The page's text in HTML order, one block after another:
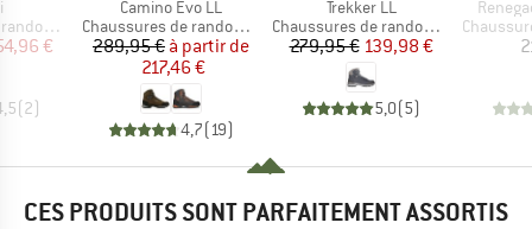
réduit
€
(2)
Article
Camino Evo LL
Product group
Chaussures de randonnée
Prix
289,95 € Prix réduit
à partir de
217,46 €
4,7( 19)
Article
Trekker LL
Product group
Chaussures de randonnée
Prix
279,95 €Prix réduit
139,98 €
5,0(5)
Article
Product
CES PRODUITS SONT PARFAITEMENT ASSORTIS